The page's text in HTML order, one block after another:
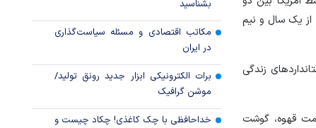
از یک سال و نیم
و خدمات ۲۵ درصد بیشتر از سال ۲۰۲۰ است و استاندارد‌های زندگی
یافته است، اما قیمت قهوه، گوشت
قیمت دلار و یورو مرکز مبادله ایران؛
امروز پنجشنبه ۱۵ مرداد ۱۴۰۵
سقوط ارزهای صادراتی در سیاهچاله
کارت‌های بازرگانی
بشناسید
مکاتب اقتصادی و مسئله سیاست‌گذاری
در ایران
برات الکترونیکی ابزار جدید رونق تولید/
موشن گرافیک
خداحافظی با چک کاغذی! چکاد چیست و